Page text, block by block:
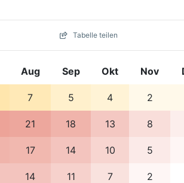
Tabelle teilen
Aug Sep Okt Nov
7 5 4 2
21 18 13 8
17 14 10 5
14 11 7 2